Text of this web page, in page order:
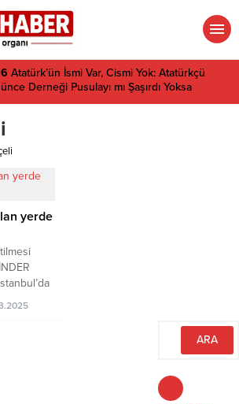
Atatürk’ün İsmi Var, Cismi Yok: Atatürkçü
Derneği Pusulayı mı Şaşırdı Yoksa
mu Bozuldu?
yerde
olmayan
ev